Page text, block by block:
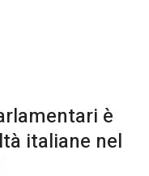
è
italiane nel